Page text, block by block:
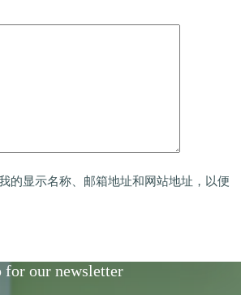
的显示名称、邮箱地址和网站地址，以便
for our newsletter